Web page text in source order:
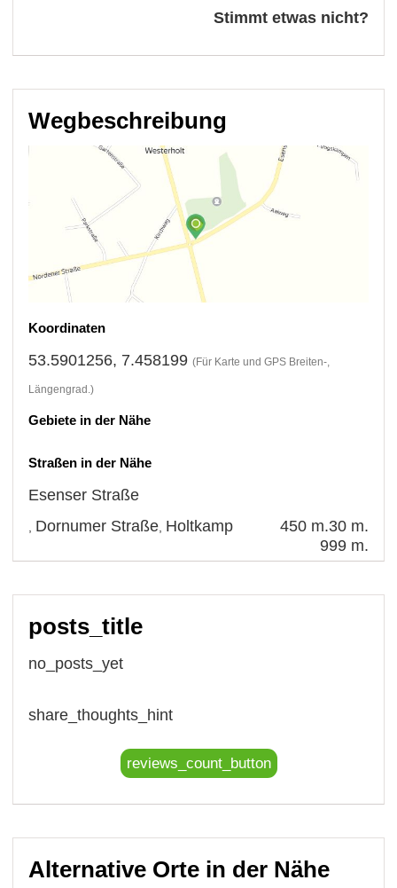
Stimmt etwas nicht?
Wegbeschreibung
Koordinaten
53.5901256, 7.458199 (Für Karte und GPS Breiten-,
Längengrad.)
Gebiete in der Nähe
Straßen in der Nähe
Esenser Straße
30 m.
Dornumer Straße 450 m.
Holtkamp
999 m.
posts_title
no_posts_yet
share_thoughts_hint
reviews_count_button
Alternative Orte in der Nähe